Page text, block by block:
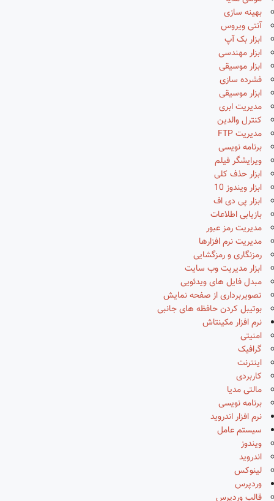
بهینه سازی
آنتی ویروس
ابزار بک آپ
ابزار مهندسی
ابزار موسیقی
فشرده سازی
ابزار موسیقی
مدیریت ابری
کنترل والدین
مدیریت FTP
برنامه نویسی
ویرایشگر فیلم
ابزار حذف کلی
ابزار ویندوز 10
ابزار پی دی اف
بازیابی اطلاعات
مدیریت رمز عبور
مدیریت نرم افزارها
رمزنگاری و رمزگشایی
ابزار مدیریت وب سایت
مبدل فایل های ویدئویی
تصویربرداری از صفحه نمایش
بوتیبل کردن حافظه های جانبی
نرم افزار مکینتاش
امنیتی
گرافیک
اینترنت
کاربردی
مالتی مدیا
برنامه نویسی
نرم افزار اندروید
سیستم عامل
ویندوز
اندروید
لینوکس
وردپرس
قالب وردپرس